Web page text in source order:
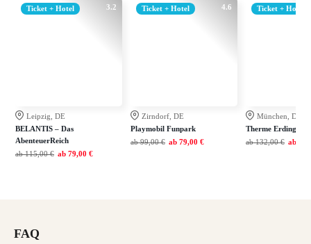
3.2
Ticket + Hotel
Leipzig, DE
BELANTIS – Das
AbenteuerReich
ab 115,00 € ab 79,00 €
4.6
Ticket + Hotel
Zirndorf, DE
Playmobil Funpark
ab 99,00 € ab 79,00 €
Ticket + Hotel
München, DE
Therme Erding
ab 132,00 € ab
FAQ